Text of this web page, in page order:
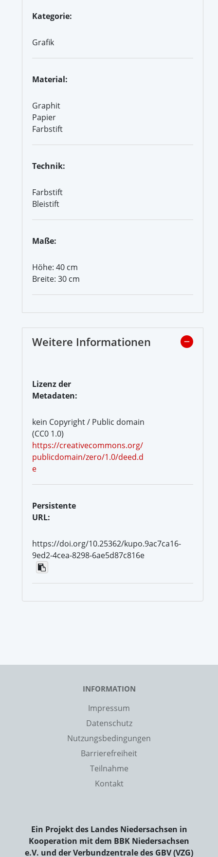
Kategorie:
Grafik
Material:
Graphit
Papier
Farbstift
Technik:
Farbstift
Bleistift
Maße:
Höhe: 40 cm
Breite: 30 cm
Weitere Informationen
Lizenz der
Metadaten:
kein Copyright / Public domain
(CC0 1.0)
https://creativecommons.org/
publicdomain/zero/1.0/deed.d
e
Persistente
URL:
https://doi.org/10.25362/kupo.9ac7ca16-
9ed2-4cea-8298-6ae5d87c816e
INFORMATION
Impressum
Datenschutz
Nutzungsbedingungen
Barrierefreiheit
Teilnahme
Kontakt
Ein Projekt des Landes Niedersachsen in
Kooperation mit dem BBK Niedersachsen
e.V. und der Verbundzentrale des GBV (VZG)